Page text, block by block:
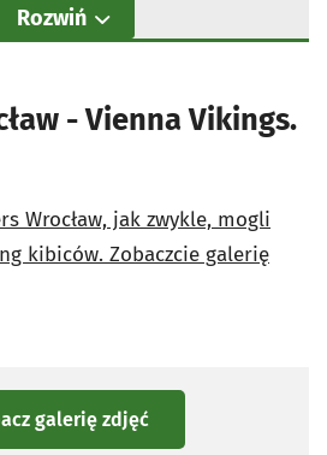
Rozwiń
- Vienna Vikings.
Wrocław, jak zwykle, mogli
kibiców. Zobaczcie galerię
galerię zdjęć